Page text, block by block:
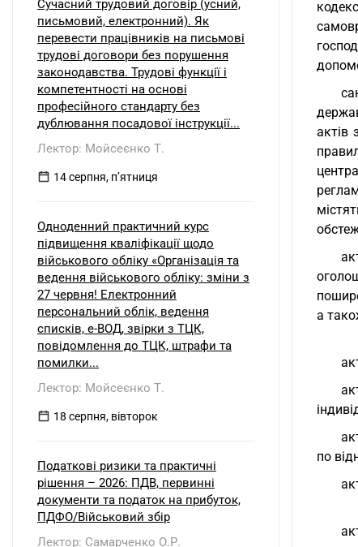
актів
а
по
Сучасний трудовий договір (усний,
письмовий, електронний). Як
перевести працівників на письмові
трудові договори без порушення
законодавства. Трудові функції і
компетентності на основі
професійного стандарту без
дублювання посадової інструкції...
Лектор: Мойсеєнко Т.
14 серпня, пʼятниця
Одноденний практичний курс
підвищення кваліфікації щодо
військового обліку «Організація та
ведення військового обліку: зміни з
27 червня! Електронний
персональний облік, ведення
списків, е-ВОД, звірки з ТЦК,
повідомлення до ТЦК, штрафи та
помилки...
Лектор: Мойсеєнко Т.
18 серпня, вівторок
Податкові ризики та практичні
рішення – 2026: ПДВ, первинні
документи та податок на прибуток,
ПДФО/Військовий збір
Лектор: Самарченко О.Р.